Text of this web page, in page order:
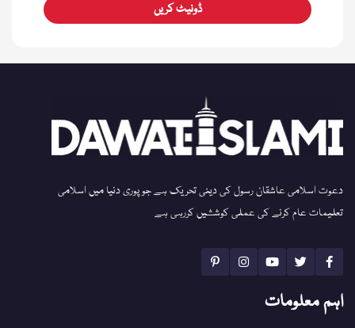
ڈونیٹ کریں
دعوت اسلامی عاشقان رسول کی دینی تحریک ہے جو پوری دنیا میں اسلامی
تعلیمات عام کرنے کی عملی کوششیں کررہی ہے
اہم معلومات